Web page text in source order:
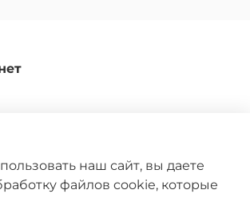
наш сайт, вы даете
файлов cookie, которые